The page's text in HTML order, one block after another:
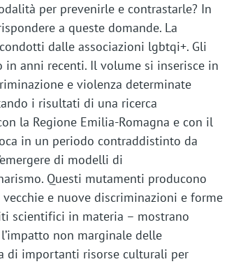
per prevenirle e contrastarle? In
a queste domande. La
dalle associazioni lgbtqi+. Gli
anni recenti. Il volume si inserisce in
e violenza determinate
i risultati di una ricerca
la Regione Emilia-Romagna e con il
in un periodo contraddistinto da
di modelli di
Questi mutamenti producono
e nuove discriminazioni e forme
scientifici in materia – mostrano
non marginale delle
di importanti risorse culturali per